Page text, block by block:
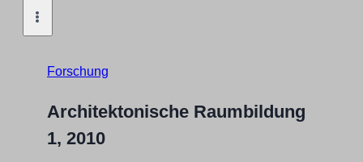
Forschung
Architektonische Raumbildung
1, 2010